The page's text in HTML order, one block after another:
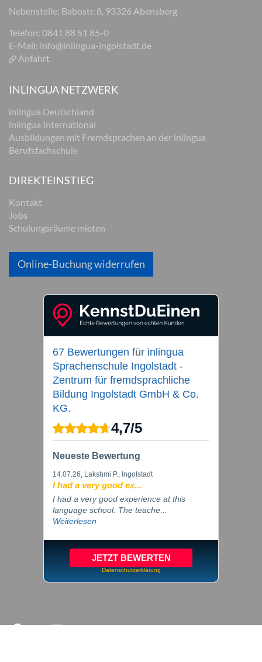
Nebenstelle: Babostr. 8, 93326 Abensberg
Telefon: 0841 88 51 85-0
E-Mail: info@inlingua-ingolstadt.de
Anfahrt
INLINGUA NETZWERK
inlingua Deutschland
inlingua International
Ausbildungen mit Fremdsprachen an der inlingua
Berufsfachschule
DIREKTEINSTIEG
Kontakt
Jobs
Schulungsräume mieten
Online-Buchung widerrufen
67 Bewertungen für inlingua
Sprachenschule Ingolstadt -
Zentrum für fremdsprachliche
Bildung Ingolstadt GmbH & Co.
KG.
4,7/5
Neueste Bewertung
14.07.26, Lakshmi P., Ingolstadt
I had a very good ex...
I had a very good experience at this
language school. The teache...
Weiterlesen
JETZT BEWERTEN
Datenschutzerklärung